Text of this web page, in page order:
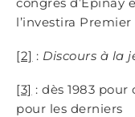
l’investira
[2] : Discours à la
[3] : dès 1983 pour
pour les derniers